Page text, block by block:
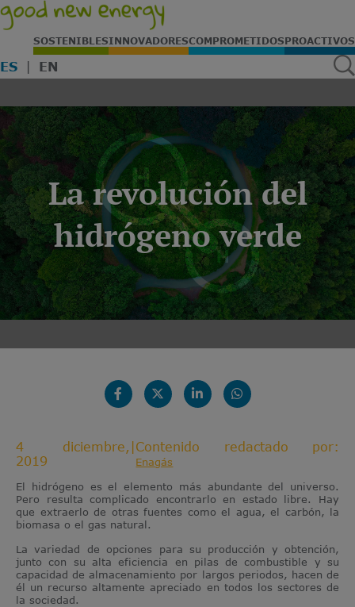
SOSTENIBLESINNOVADORESCOMPROMETIDOSPROACTIVOS
ES EN
La revolución del
hidrógeno verde
4 diciembre,
2019
Contenido redactado por:
Enagás
El hidrógeno es el elemento más abundante del universo.
Pero resulta complicado encontrarlo en estado libre. Hay
que extraerlo de otras fuentes como el agua, el carbón, la
biomasa o el gas natural.
La variedad de opciones para su producción y obtención,
junto con su alta eficiencia en pilas de combustible y su
capacidad de almacenamiento por largos periodos, hacen de
él un recurso altamente apreciado en todos los sectores de
la sociedad.